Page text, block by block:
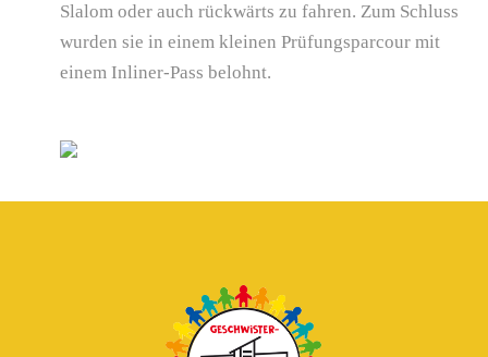
Slalom oder auch rückwärts zu fahren. Zum Schluss
wurden sie in einem kleinen Prüfungsparcour mit
einem Inliner-Pass belohnt.